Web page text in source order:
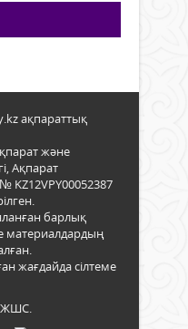
ақпараттық
және
Ақпарат
KZ12VPY00052387
барлық
материалдардың
жағдайда сілтеме
ЖШС.